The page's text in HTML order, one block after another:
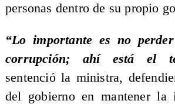
personas dentro de su propio
“Lo importante es no
corrupción; ahí está el
sentenció la ministra,
del gobierno en mantener la